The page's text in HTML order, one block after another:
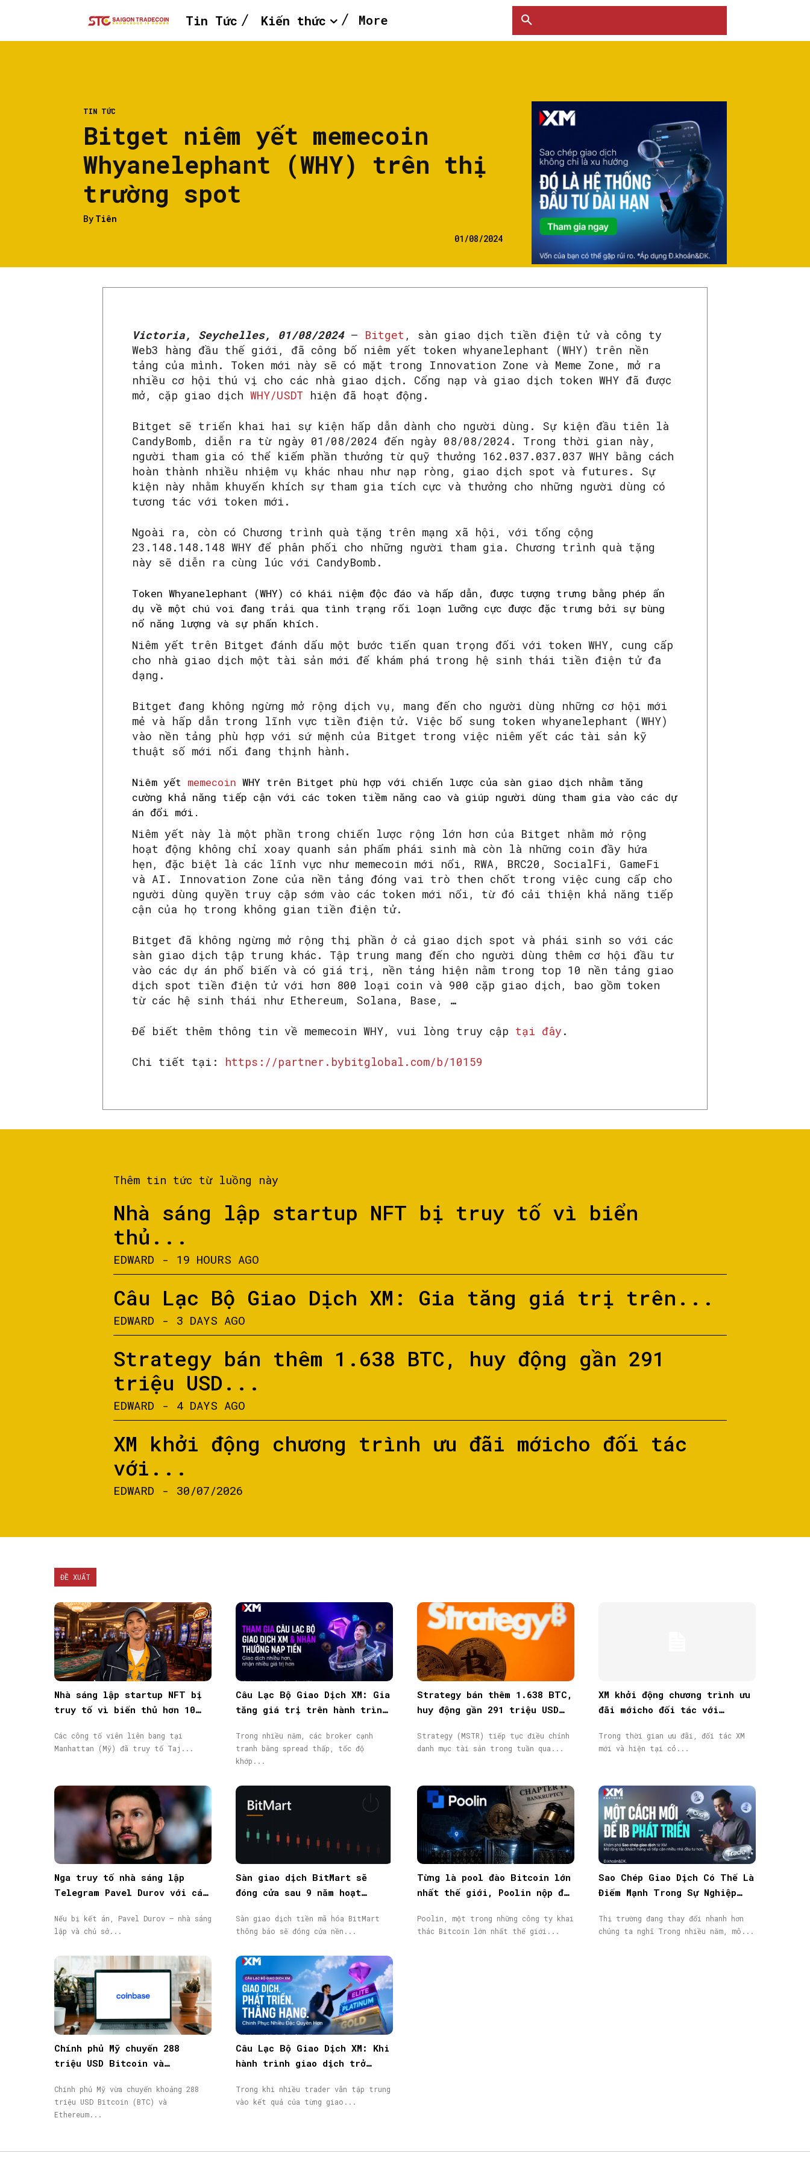
Tin Tức Kiến thức More
TIN TỨC
Bitget niêm yết memecoin
Whyanelephant (WHY) trên thị
trường spot
By Tiên
01/08/2024
Victoria, Seychelles, 01/08/2024– Bitget , sàn giao dịch tiền điện tử và công ty
Web3 hàng đầu thế giới, đã công bố niêm yết token whyanelephant (WHY) trên nền
tảng của mình. Token mới này sẽ có mặt trong Innovation Zone và Meme Zone, mở ra
nhiều cơ hội thú vị cho các nhà giao dịch. Cổng nạp và giao dịch token WHY đã được
mở, cặp giao dịch WHY/USDT hiện đã hoạt động.
Bitget sẽ triển khai hai sự kiện hấp dẫn dành cho người dùng. Sự kiện đầu tiên là
CandyBomb, diễn ra từ ngày 01/08/2024 đến ngày 08/08/2024. Trong thời gian này,
người tham gia có thể kiếm phần thưởng từ quỹ thưởng 162.037.037.037 WHY bằng cách
hoàn thành nhiều nhiệm vụ khác nhau như nạp ròng, giao dịch spot và futures. Sự
kiện này nhằm khuyến khích sự tham gia tích cực và thưởng cho những người dùng có
tương tác với token mới.
Ngoài ra, còn có Chương trình quà tặng trên mạng xã hội, với tổng cộng
23.148.148.148 WHY để phân phối cho những người tham gia. Chương trình quà tặng
này sẽ diễn ra cùng lúc với CandyBomb.
Token Whyanelephant (WHY) có khái niệm độc đáo và hấp dẫn, được tượng trưng bằng phép ẩn
dụ về một chú voi đang trải qua tình trạng rối loạn lưỡng cực được đặc trưng bởi sự bùng
nổ năng lượng và sự phấn khích.
Niêm yết trên Bitget đánh dấu một bước tiến quan trọng đối với token WHY, cung cấp
cho nhà giao dịch một tài sản mới để khám phá trong hệ sinh thái tiền điện tử đa
dạng.
Bitget đang không ngừng mở rộng dịch vụ, mang đến cho người dùng những cơ hội mới
mẻ và hấp dẫn trong lĩnh vực tiền điện tử. Việc bổ sung token whyanelephant (WHY)
vào nền tảng phù hợp với sứ mệnh của Bitget trong việc niêm yết các tài sản kỹ
thuật số mới nổi đang thịnh hành.
Niêm yết memecoin WHY trên Bitget phù hợp với chiến lược của sàn giao dịch nhằm tăng
cường khả năng tiếp cận với các token tiềm năng cao và giúp người dùng tham gia vào các dự
án đổi mới.
Niêm yết này là một phần trong chiến lược rộng lớn hơn của Bitget nhằm mở rộng
hoạt động không chỉ xoay quanh sản phẩm phái sinh mà còn là những coin đầy hứa
hẹn, đặc biệt là các lĩnh vực như memecoin mới nổi, RWA, BRC20, SocialFi, GameFi
và AI. Innovation Zone của nền tảng đóng vai trò then chốt trong việc cung cấp cho
người dùng quyền truy cập sớm vào các token mới nổi, từ đó cải thiện khả năng tiếp
cận của họ trong không gian tiền điện tử.
Bitget đã không ngừng mở rộng thị phần ở cả giao dịch spot và phái sinh so với các
sàn giao dịch tập trung khác. Tập trung mang đến cho người dùng thêm cơ hội đầu tư
vào các dự án phổ biến và có giá trị, nền tảng hiện nằm trong top 10 nền tảng giao
dịch spot tiền điện tử với hơn 800 loại coin và 900 cặp giao dịch, bao gồm token
từ các hệ sinh thái như Ethereum, Solana, Base, …
Để biết thêm thông tin về memecoin WHY, vui lòng truy cập tại đây .
Chi tiết tại: https://partner.bybitglobal.com/b/10159
Thêm tin tức từ luồng này
Nhà sáng lập startup NFT bị truy tố vì biển
thủ...
EDWARD - 19 HOURS AGO
Câu Lạc Bộ Giao Dịch XM: Gia tăng giá trị trên...
EDWARD - 3 DAYS AGO
Strategy bán thêm 1.638 BTC, huy động gần 291
triệu USD...
EDWARD - 4 DAYS AGO
XM khởi động chương trình ưu đãi mớicho đối tác
với...
EDWARD - 30/07/2026
ĐỀ XUẤT
Nhà sáng lập startup NFT bị
truy tố vì biển thủ hơn 10
Các công tố viên liên bang tại
Manhattan (Mỹ) đã truy tố Taj...
Câu Lạc Bộ Giao Dịch XM: Gia
tăng giá trị trên hành trình
Trong nhiều năm, các broker cạnh
tranh bằng spread thấp, tốc độ
khớp...
Strategy bán thêm 1.638 BTC,
huy động gần 291 triệu USD
Strategy (MSTR) tiếp tục điều chỉnh
danh mục tài sản trong tuần qua...
XM khởi động chương trình ưu
đãi mớicho đối tác với
40.000$
Trong thời gian ưu đãi, đối tác XM
mới và hiện tại có...
Nga truy tố nhà sáng lập
Telegram Pavel Durov với cáo
lệnh truy nã quốc tế
Nếu bị kết án, Pavel Durov – nhà sáng
lập và chủ sở...
Sàn giao dịch BitMart sẽ
đóng cửa sau 9 năm hoạt
Sàn giao dịch tiền mã hóa BitMart
thông báo sẽ đóng cửa nền...
Từng là pool đào Bitcoin lớn
nhất thế giới, Poolin nộp đơn
Poolin, một trong những công ty khai
thác Bitcoin lớn nhất thế giới...
Sao Chép Giao Dịch Có Thể Là
Điểm Mạnh Trong Sự Nghiệp
Thị trường đang thay đổi nhanh hơn
chúng ta nghĩ Trong nhiều năm, mô...
Chính phủ Mỹ chuyển 288
triệu USD Bitcoin và
Coinbase Prime
Chính phủ Mỹ vừa chuyển khoảng 288
triệu USD Bitcoin (BTC) và
Ethereum...
Câu Lạc Bộ Giao Dịch XM: Khi
hành trình giao dịch trở
nhận
Trong khi nhiều trader vẫn tập trung
vào kết quả của từng giao...